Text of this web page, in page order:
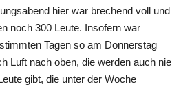
hier war brechend voll und
noch 300 Leute. Insofern war
Tagen so am Donnerstag
Luft nach oben, die werden auch nie
gibt, die unter der Woche